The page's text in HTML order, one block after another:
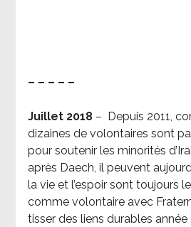
– – – – –
Juillet 2018 –
Depuis 2011,
dizaines de volontaires sont
pour soutenir les minorités
après Daech, il peuvent
la vie et l’espoir sont toujours
comme volontaire avec
tisser des liens durables année